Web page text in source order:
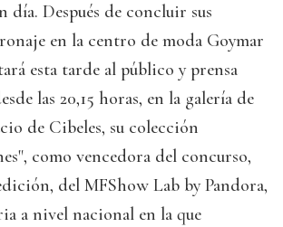
día. Después de concluir sus
en la centro de moda Goymar
esta tarde al público y prensa
las 20,15 horas, en la galería de
de Cibeles, su colección
como vencedora del concurso,
del MFShow Lab by Pandora,
a nivel nacional en la que